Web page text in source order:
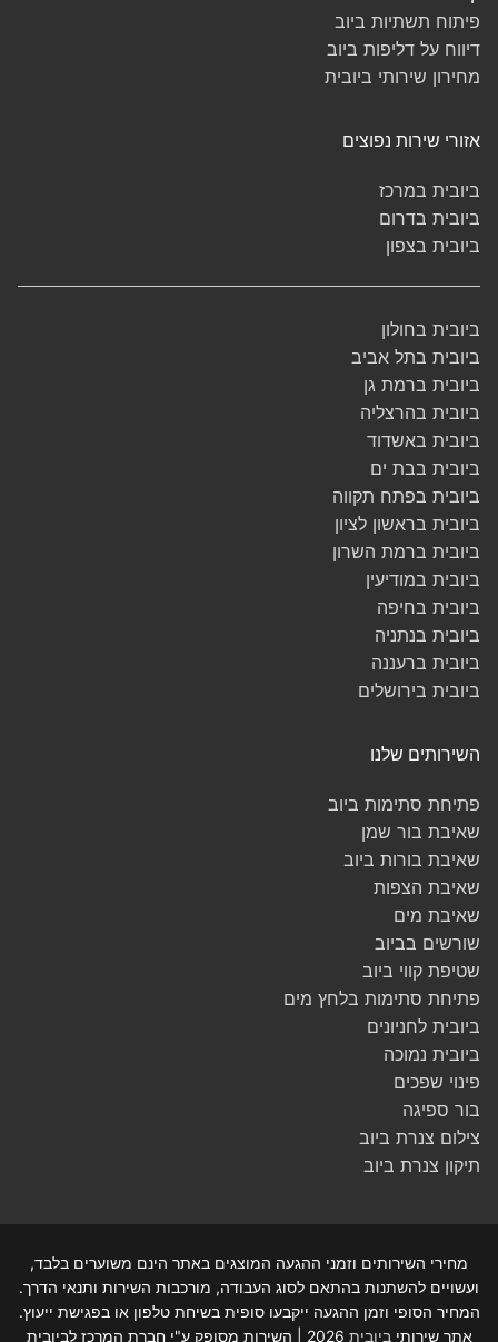
פיתוח תשתיות ביוב
דיווח על דליפות ביוב
מחירון שירותי ביובית
אזורי שירות נפוצים
ביובית במרכז
ביובית בדרום
ביובית בצפון
ביובית בחולון
ביובית בתל אביב
ביובית ברמת גן
ביובית בהרצליה
ביובית באשדוד
ביובית בבת ים
ביובית בפתח תקווה
ביובית בראשון לציון
ביובית ברמת השרון
ביובית במודיעין
ביובית בחיפה
ביובית בנתניה
ביובית ברעננה
ביובית בירושלים
השירותים שלנו
פתיחת סתימות ביוב
שאיבת בור שמן
שאיבת בורות ביוב
שאיבת הצפות
שאיבת מים
שורשים בביוב
שטיפת קווי ביוב
פתיחת סתימות בלחץ מים
ביובית לחניונים
ביובית נמוכה
פינוי שפכים
בור ספיגה
צילום צנרת ביוב
תיקון צנרת ביוב
מחירי השירותים וזמני ההגעה המוצגים באתר הינם משוערים בלבד,
ועשויים להשתנות בהתאם לסוג העבודה, מורכבות השירות ותנאי הדרך.
המחיר הסופי וזמן ההגעה ייקבעו סופית בשיחת טלפון או בפגישת ייעוץ.
אתר שירותיביובית 2026 | השירות מסופק ע"י חברת המרכז לביובית